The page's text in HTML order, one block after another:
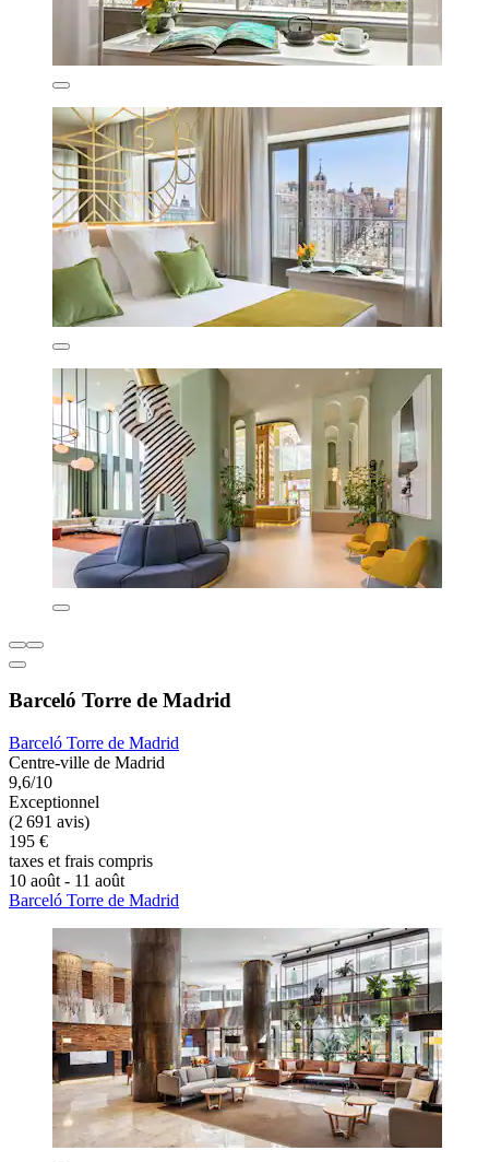
Barceló Torre de Madrid
Barceló Torre de Madrid
Centre-ville de Madrid
9,6/10
Exceptionnel
(2 691 avis)
195 €
taxes et frais compris
10 août - 11 août
Barceló Torre de Madrid